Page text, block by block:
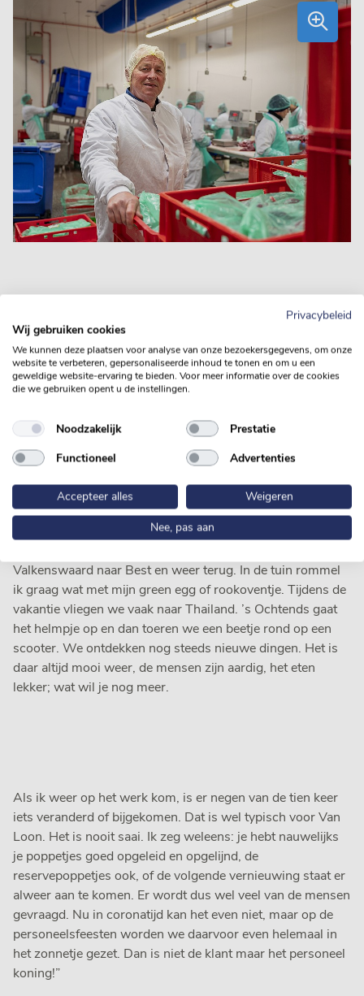
“Toen ik hier begon, was de communicatie heel direct. Jos
zei waar het op stond en vond het ook prettig als zijn
mensen dat deden. Nu zitten er heel wat lagen tussen de
directie en de werkvloer, en verloopt het heel anders.
wel jammer. Gelukkig heb ik leuke collega’s en ga ik nog
steeds met plezier naar mijn werk. Ik spring ook bij met
snijden als dat nodig is. Met mijn secondanten kan ik lezen
blijft lopen.
Mijn vrouw werkt ook bij Van Loon. Ik heb haar in Eersel
Valkenswaard naar Best en weer terug. In de tuin rommel
ik graag wat met mijn green egg of rookoventje. Tijdens de
vakantie vliegen we vaak naar Thailand. ’s Ochtends gaat
het helmpje op en dan toeren we een beetje rond op een
scooter. We ontdekken nog steeds nieuwe dingen. Het is
daar altijd mooi weer, de mensen zijn aardig, het eten
lekker; wat wil je nog meer.
Als ik weer op het werk kom, is er negen van de tien keer
iets veranderd of bijgekomen. Dat is wel typisch voor Van
Loon. Het is nooit saai. Ik zeg weleens: je hebt nauwelijks
je poppetjes goed opgeleid en opgelijnd, de
reservepoppetjes ook, of de volgende vernieuwing staat er
alweer aan te komen. Er wordt dus wel veel van de mensen
gevraagd. Nu in coronatijd kan het even niet, maar op de
personeelsfeesten worden we daarvoor even helemaal in
het zonnetje gezet. Dan is niet de klant maar het personeel
koning!”
Privacybeleid
Wij gebruiken cookies
We kunnen deze plaatsen voor analyse van onze bezoekersgegevens, om onze
website te verbeteren, gepersonaliseerde inhoud te tonen en om u een
geweldige website-ervaring te bieden. Voor meer informatie over de cookies
die we gebruiken opent u de instellingen.
Noodzakelijk
Prestatie
Functioneel
Advertenties
Accepteer alles
Weigeren
Nee, pas aan